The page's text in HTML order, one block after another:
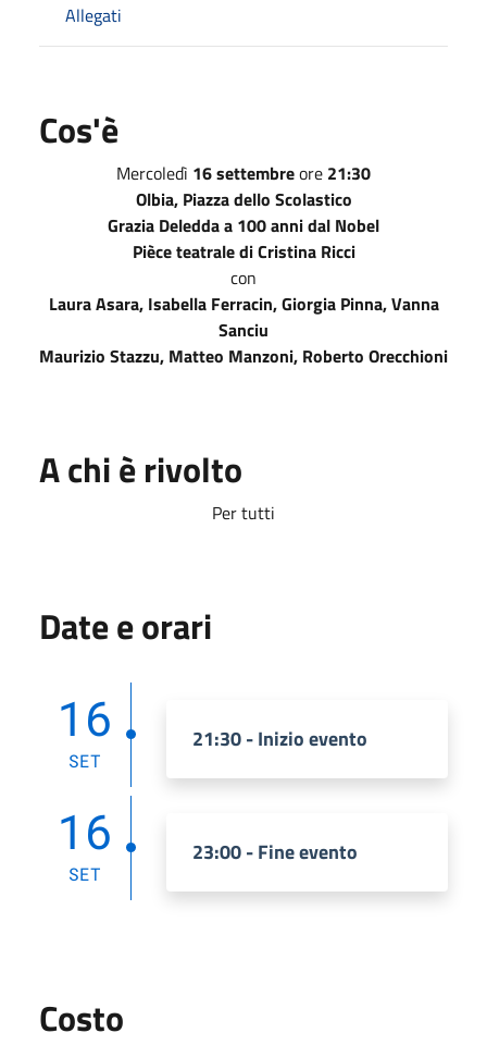
Allegati
Cos'è
Mercoledì 16 settembreore 21:30
Olbia, Piazza dello Scolastico
Grazia Deledda a 100 anni dal Nobel
Pièce teatrale di Cristina Ricci
con
Laura Asara, Isabella Ferracin, Giorgia Pinna, Vanna
Sanciu
Maurizio Stazzu, Matteo Manzoni, Roberto Orecchioni
A chi è rivolto
Per tutti
Date e orari
16
SET
21:30 - Inizio evento
16
SET
23:00 - Fine evento
Costo